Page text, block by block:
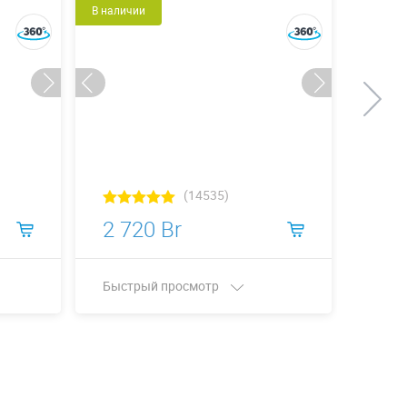
В наличии
(14535)
2 720 Br
Быстрый просмотр